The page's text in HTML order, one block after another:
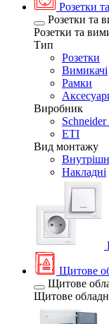
Розетки
Розетки та
Розетки та
Тип
Розетки
Вимикачі
Рамки
Виробник
ETI
Вид монтажу
Накладні
Щитове
Щитове
Щитове